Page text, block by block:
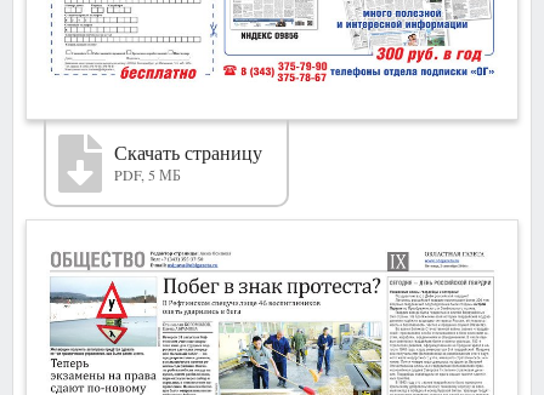
Скачать страницу
PDF, 5 МБ